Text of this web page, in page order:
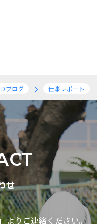
ブログ 仕事レポート
せ
よりご連絡ください。